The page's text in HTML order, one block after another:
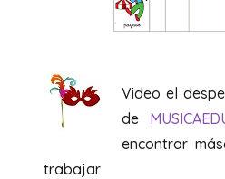
Video el
de
encontrar
trabajar